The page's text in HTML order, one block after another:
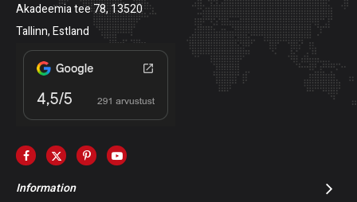
Akadeemia tee 78, 13520
Tallinn, Estland
Information